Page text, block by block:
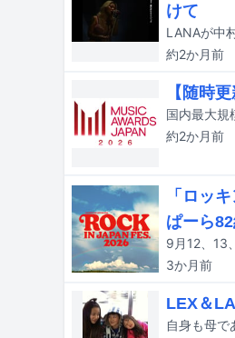
けて
約2か月前
【随時
約2か月前
「ロッ
ぱーら82
3か月前
LEX＆